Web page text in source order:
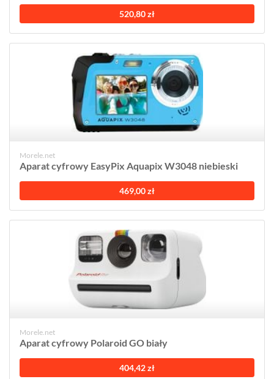
520,80 zł
Morele.net
Aparat cyfrowy EasyPix Aquapix W3048 niebieski
469,00 zł
Morele.net
Aparat cyfrowy Polaroid GO biały
404,42 zł